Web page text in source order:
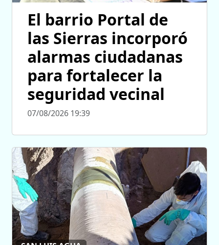
El barrio Portal de
las Sierras incorporó
alarmas ciudadanas
para fortalecer la
seguridad vecinal
07/08/2026 19:39